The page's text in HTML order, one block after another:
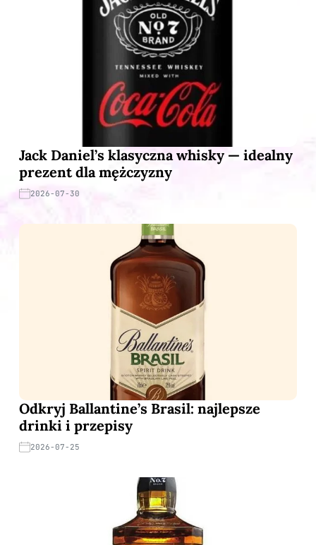
Jack Daniel’s klasyczna whisky — idealny
prezent dla mężczyzny
2026-07-30
Odkryj Ballantine’s Brasil: najlepsze
drinki i przepisy
2026-07-25